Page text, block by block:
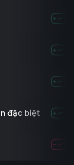
đặc biệt
-65.24K